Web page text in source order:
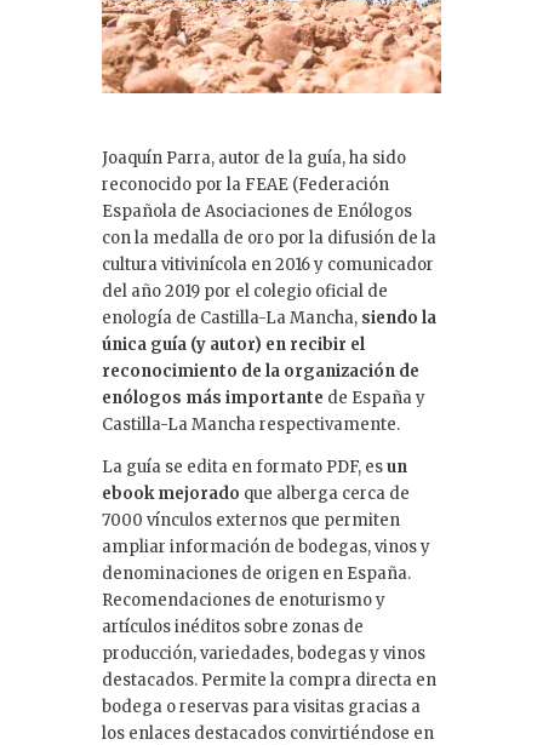
Joaquín Parra, autor de la guía, ha sido
reconocido por la FEAE (Federación
Española de Asociaciones de Enólogos
con la medalla de oro por la difusión de la
cultura vitivinícola en 2016 y comunicador
del año 2019 por el colegio oficial de
enología de Castilla-La Mancha, siendo la
única guía (y autor) en recibir el
reconocimiento de la organización de
enólogos más importante de España y
Castilla-La Mancha respectivamente.
La guía se edita en formato PDF, esun
ebook mejorado que alberga cerca de
7000 vínculos externos que permiten
ampliar información de bodegas, vinos y
denominaciones de origen en España.
Recomendaciones de enoturismo y
artículos inéditos sobre zonas de
producción, variedades, bodegas y vinos
destacados. Permite la compra directa en
bodega o reservas para visitas gracias a
los enlaces destacados convirtiéndose en